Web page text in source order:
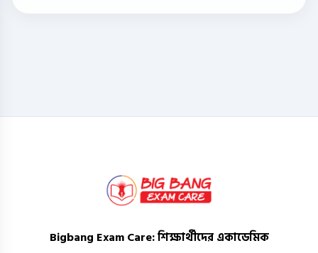
Bigbang Exam Care: শিক্ষার্থীদের একাডেমিক